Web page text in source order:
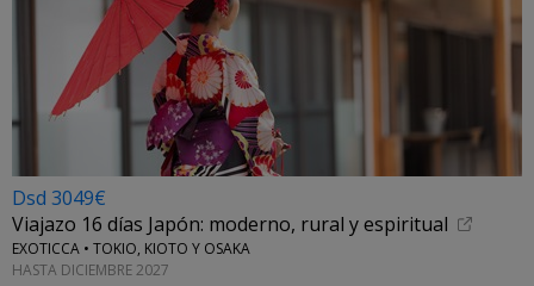
Dsd 3049€
Viajazo 16 días Japón: moderno, rural y espiritual
EXOTICCA • TOKIO, KIOTO Y OSAKA
HASTA DICIEMBRE 2027